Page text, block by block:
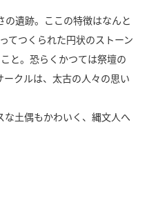
遺跡。ここの特徴はなんと
てつくられた円状のストーン
と。恐らくかつては祭壇の
クルは、太古の人々の思い
土偶もかわいく、縄文人へ